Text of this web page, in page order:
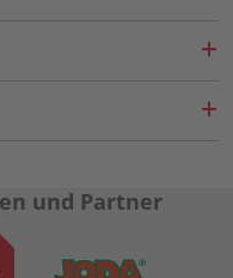
und Partner